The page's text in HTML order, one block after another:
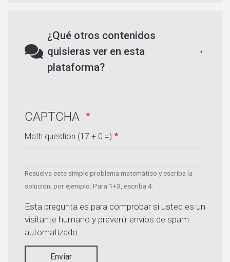
¿Qué otros contenidos
quisieras ver en esta
plataforma?
CAPTCHA
Math question (17 + 0 =)
Resuelva este simple problema matemático y escriba la
solución; por ejemplo: Para 1+3, escriba 4.
Esta pregunta es para comprobar si usted es un
visitante humano y prevenir envíos de spam
automatizado.
Enviar